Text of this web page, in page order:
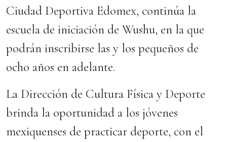
Ciudad Deportiva Edomex, continúa la
escuela de iniciación de Wushu, en la que
podrán inscribirse las y los pequeños de
ocho años en adelante.
La Dirección de Cultura Física y Deporte
brinda la oportunidad a los jóvenes
mexiquenses de practicar deporte, con el